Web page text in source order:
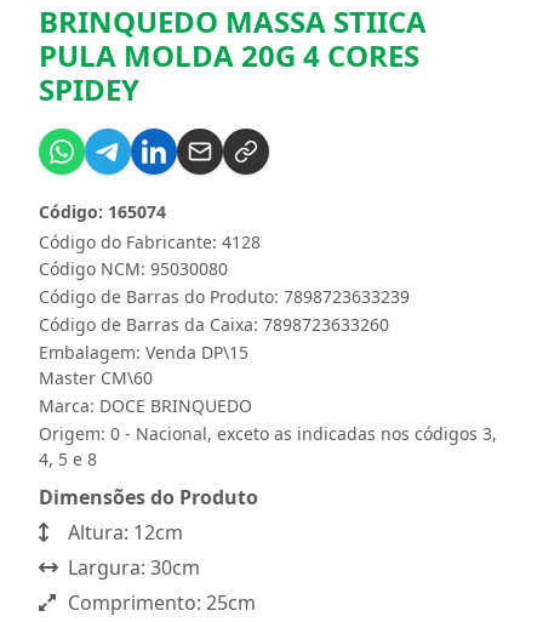
BRINQUEDO MASSA STIICA
PULA MOLDA 20G 4 CORES
SPIDEY
Código do Fabricante: 4128
Código: 165074
Código NCM: 95030080
Código de Barras do Produto: 7898723633239
Código de Barras da Caixa: 7898723633260
Embalagem: Venda DP\15
Master CM\60
Marca: DOCE BRINQUEDO
Origem: 0 - Nacional, exceto as indicadas nos códigos 3,
4, 5 e 8
Dimensões do Produto
Altura: 12cm
Largura: 30cm
Comprimento: 25cm